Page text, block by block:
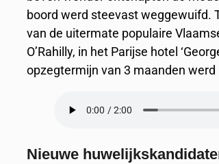
boord werd steevast weggewuifd.
van de uitermate populaire
O’Rahilly, in het Parijse hotel
opzegtermijn van 3 maanden werd
Nieuwe